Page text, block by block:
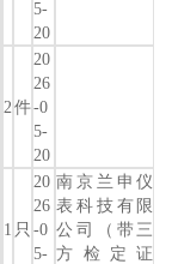
5-
20
2 件
20
26
-0
5-
20
1 只
20
26
-0
5-
南京兰申仪
表科技有限
公司（带三
方检定证